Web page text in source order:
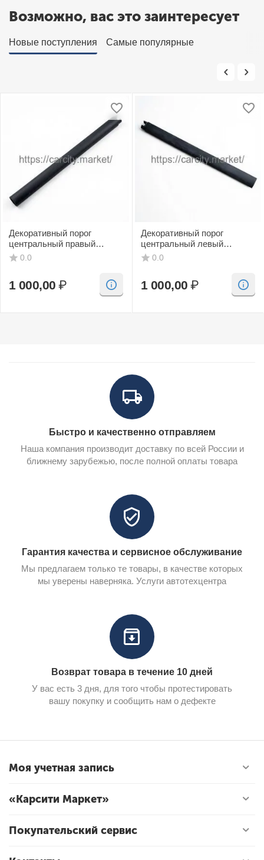
Возможно, вас это заинтересует
Новые поступления Самые популярные
Декоративный порог
центральный правый
(черный, CV) SAAB 9-3
0.0
1 000,00 ₽
Декоративный порог
центральный левый
(черный, CV) SAAB 9-3
0.0
1 000,00 ₽
Быстро и качественно отправляем
Наша компания производит доставку по всей России и
ближнему зарубежью, после полной оплаты товара
Гарантия качества и сервисное обслуживание
Мы предлагаем только те товары, в качестве которых
мы уверены наверняка. Услуги автотехцентра
Возврат товара в течение 10 дней
У вас есть 3 дня, для того чтобы протестировать
вашу покупку и сообщить нам о дефекте
Моя учетная запись
«Карсити Маркет»
Покупательский сервис